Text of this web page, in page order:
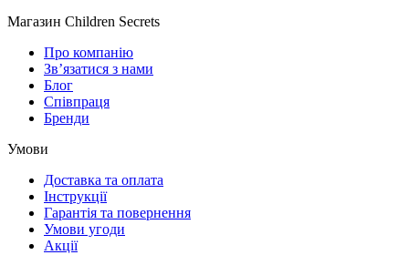
Магазин Children Secrets
Про компанію
Зв’язатися з нами
Блог
Співпраця
Бренди
Умови
Доставка та оплата
Інструкції
Гарантія та повернення
Умови угоди
Акції